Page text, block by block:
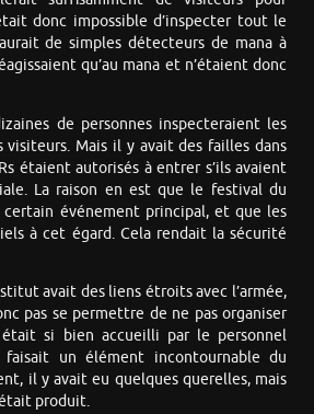
donc impossible d’inspecter tout le
de simples détecteurs de mana à
qu’au mana et n’étaient donc
de personnes inspecteraient les
visiteurs. Mais il y avait des failles dans
étaient autorisés à entrer s’ils avaient
La raison en est que le festival du
certain événement principal, et que les
à cet égard. Cela rendait la sécurité
avait des liens étroits avec l’armée,
pas se permettre de ne pas organiser
si bien accueilli par le personnel
un élément incontournable du
il y avait eu quelques querelles, mais
produit.